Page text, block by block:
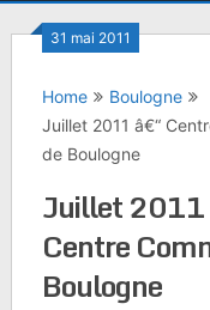
31 mai 2011
Home
Boulogne
Juillet 2011 â€“
de Boulogne
Juillet 2011
Centre
Boulogne